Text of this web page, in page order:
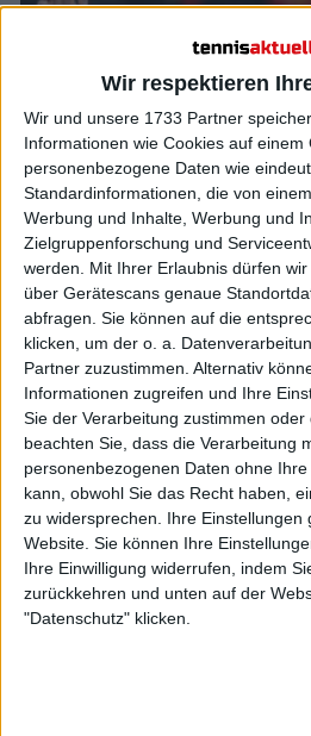
Wir respektieren
Wir und unsere 1733 Partner
Informationen wie Cookies auf
personenbezogene Daten wie
Standardinformationen, die von
Werbung und Inhalte, Werbung und
Zielgruppenforschung und
werden.
Mit Ihrer Erlaubnis dürfen
über Gerätescans genaue
abfragen. Sie können auf die
klicken, um der o. a.
Partner zuzustimmen. Alternativ
Informationen zugreifen und Ihre
Sie der Verarbeitung zustimmen oder
beachten Sie, dass die Verarbeitung
personenbezogenen Daten ohne
kann, obwohl Sie das Recht haben,
zu widersprechen. Ihre Einstellungen
Website. Sie können Ihre
Ihre Einwilligung widerrufen, indem
zurückkehren und unten auf der
"Datenschutz" klicken.
ATP
Monte-Carlo Masters – Tag
Rublev und Vacherot weiter,
Shapovalov ausgeschieden
07 April 2026